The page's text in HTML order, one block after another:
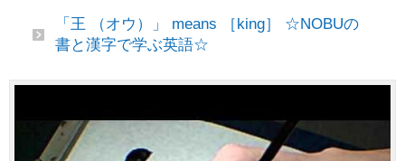
「王 （オウ）」 means ［king］ ☆NOBUの
書と漢字で学ぶ英語☆